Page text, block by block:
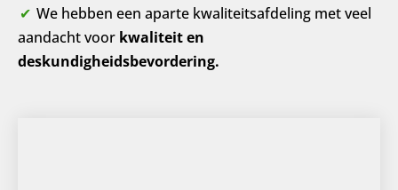
We hebben een aparte kwaliteitsafdeling met veel
aandacht voor kwaliteit en
deskundigheidsbevordering.